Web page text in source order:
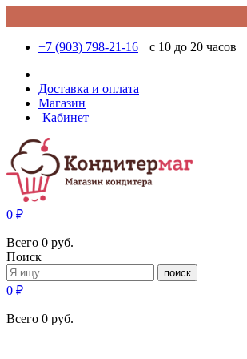
+7 (903) 798-21-16 с 10 до 20 часов
Доставка и оплата
Магазин
Кабинет
0 ₽
Всего 0 руб.
Поиск
поиск
0 ₽
Всего 0 руб.